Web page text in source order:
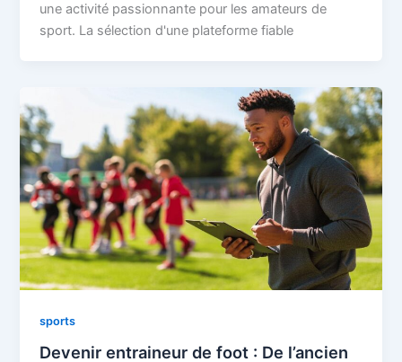
une activité passionnante pour les amateurs de
sport. La sélection d'une plateforme fiable
sports
Devenir entraineur de foot : De l’ancien